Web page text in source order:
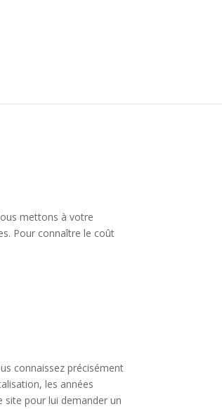
mettons à votre
Pour connaître le coût
connaissez précisément
les années
site pour lui demander un